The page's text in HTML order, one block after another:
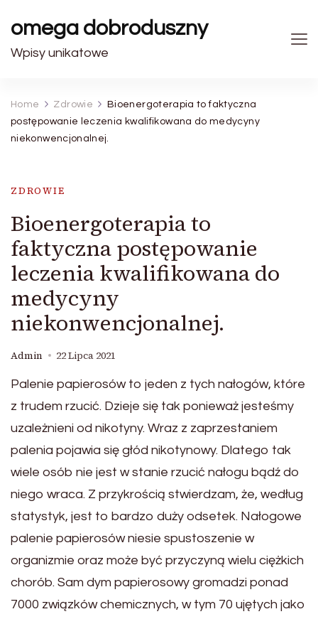
omega dobroduszny
Wpisy unikatowe
Home Zdrowie
Bioenergoterapia to faktyczna
postępowanie leczenia kwalifikowana do medycyny
niekonwencjonalnej.
ZDROWIE
Bioenergoterapia to
faktyczna postępowanie
leczenia kwalifikowana do
medycyny
niekonwencjonalnej.
Admin 22 Lipca 2021
Palenie papierosów to jeden z tych nałogów, które
z trudem rzucić. Dzieje się tak ponieważ jesteśmy
uzależnieni od nikotyny. Wraz z zaprzestaniem
palenia pojawia się głód nikotynowy. Dlatego tak
wiele osób nie jest w stanie rzucić nałogu bądź do
niego wraca. Z przykrością stwierdzam, że, według
statystyk, jest to bardzo duży odsetek. Nałogowe
palenie papierosów niesie spustoszenie w
organizmie oraz może być przyczyną wielu ciężkich
chorób. Sam dym papierosowy gromadzi ponad
7000 związków chemicznych, w tym 70 ujętych jako